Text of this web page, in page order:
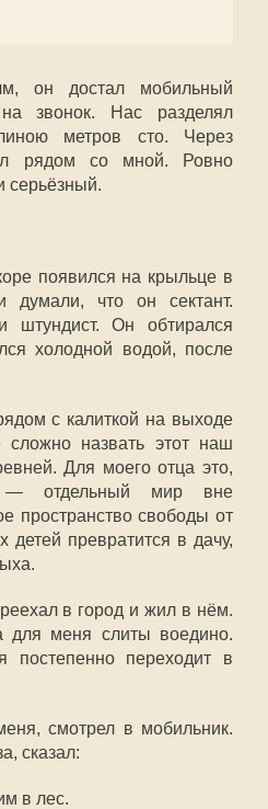
он достал мобильный
звонок. Нас разделял
метров сто. Через
рядом со мной. Ровно
серьёзный.
появился на крыльце в
думали, что он сектант.
штундист. Он обтирался
холодной водой, после
с калиткой на выходе
назвать этот наш
Для моего отца это,
— отдельный мир вне
пространство свободы от
детей превратится в дачу,
в город и жил в нём.
для меня слиты воедино.
постепенно переходит в
смотрел в мобильник.
сказал:
в лес.